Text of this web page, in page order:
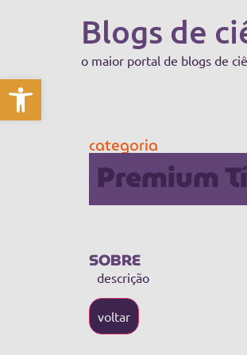
Abrir a barra de
Blogs de
o maior portal de blogs de
categoria
Premium
SOBRE
descrição
voltar